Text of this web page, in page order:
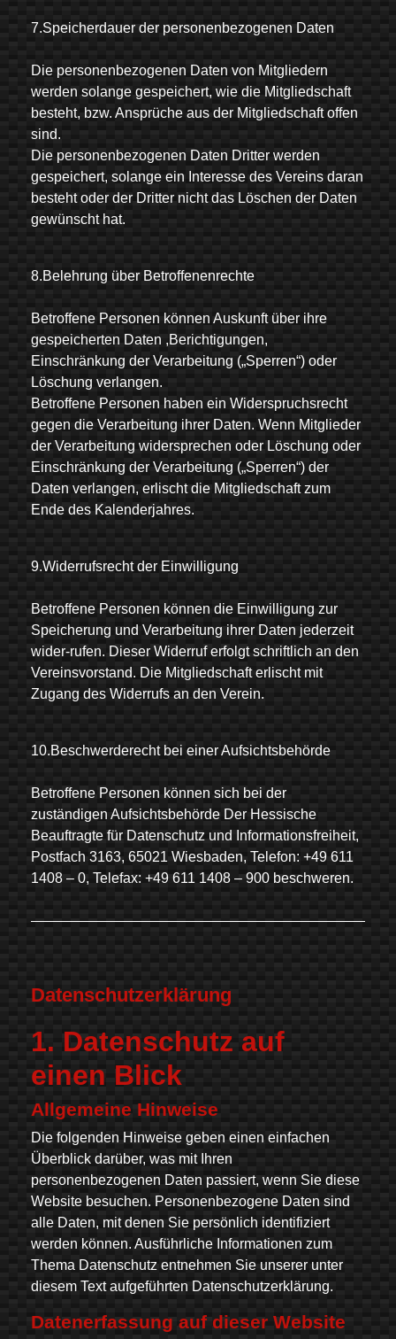
7.Speicherdauer der personenbezogenen Daten
Die personenbezogenen Daten von Mitgliedern
werden solange gespeichert, wie die Mitgliedschaft
besteht, bzw. Ansprüche aus der Mitgliedschaft offen
sind.
Die personenbezogenen Daten Dritter werden
gespeichert, solange ein Interesse des Vereins daran
besteht oder der Dritter nicht das Löschen der Daten
gewünscht hat.
8.Belehrung über Betroffenenrechte
Betroffene Personen können Auskunft über ihre
gespeicherten Daten ,Berichtigungen,
Einschränkung der Verarbeitung („Sperren“) oder
Löschung verlangen.
Betroffene Personen haben ein Widerspruchsrecht
gegen die Verarbeitung ihrer Daten. Wenn Mitglieder
der Verarbeitung widersprechen oder Löschung oder
Einschränkung der Verarbeitung („Sperren“) der
Daten verlangen, erlischt die Mitgliedschaft zum
Ende des Kalenderjahres.
9.Widerrufsrecht der Einwilligung
Betroffene Personen können die Einwilligung zur
Speicherung und Verarbeitung ihrer Daten jederzeit
wider-rufen. Dieser Widerruf erfolgt schriftlich an den
Vereinsvorstand. Die Mitgliedschaft erlischt mit
Zugang des Widerrufs an den Verein.
10.Beschwerderecht bei einer Aufsichtsbehörde
Betroffene Personen können sich bei der
zuständigen Aufsichtsbehörde Der Hessische
Beauftragte für Datenschutz und Informationsfreiheit,
Postfach 3163, 65021 Wiesbaden, Telefon: +49 611
1408 – 0, Telefax: +49 611 1408 – 900 beschweren.
Datenschutzerklärung
1. Datenschutz auf
einen Blick
Allgemeine Hinweise
Die folgenden Hinweise geben einen einfachen
Überblick darüber, was mit Ihren
personenbezogenen Daten passiert, wenn Sie diese
Website besuchen. Personenbezogene Daten sind
alle Daten, mit denen Sie persönlich identifiziert
werden können. Ausführliche Informationen zum
Thema Datenschutz entnehmen Sie unserer unter
diesem Text aufgeführten Datenschutzerklärung.
Datenerfassung auf dieser Website